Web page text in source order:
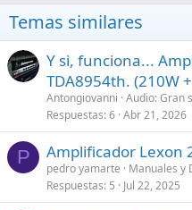
Temas similares
Y si, funciona...
TDA8954th. (210W
Antongiovanni Audio: Gran
Respuestas 6 Abr 21, 2026
P Amplificador Lexon
pedro yamarte
Manuales y
Respuestas 5 Jul 22, 2025